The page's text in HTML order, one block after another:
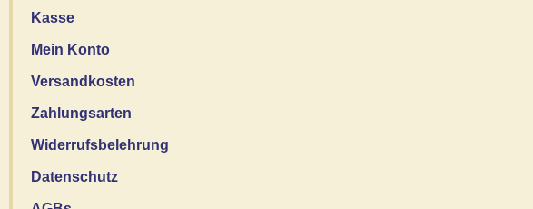
Kasse
Mein Konto
Versandkosten
Zahlungsarten
Widerrufsbelehrung
Datenschutz